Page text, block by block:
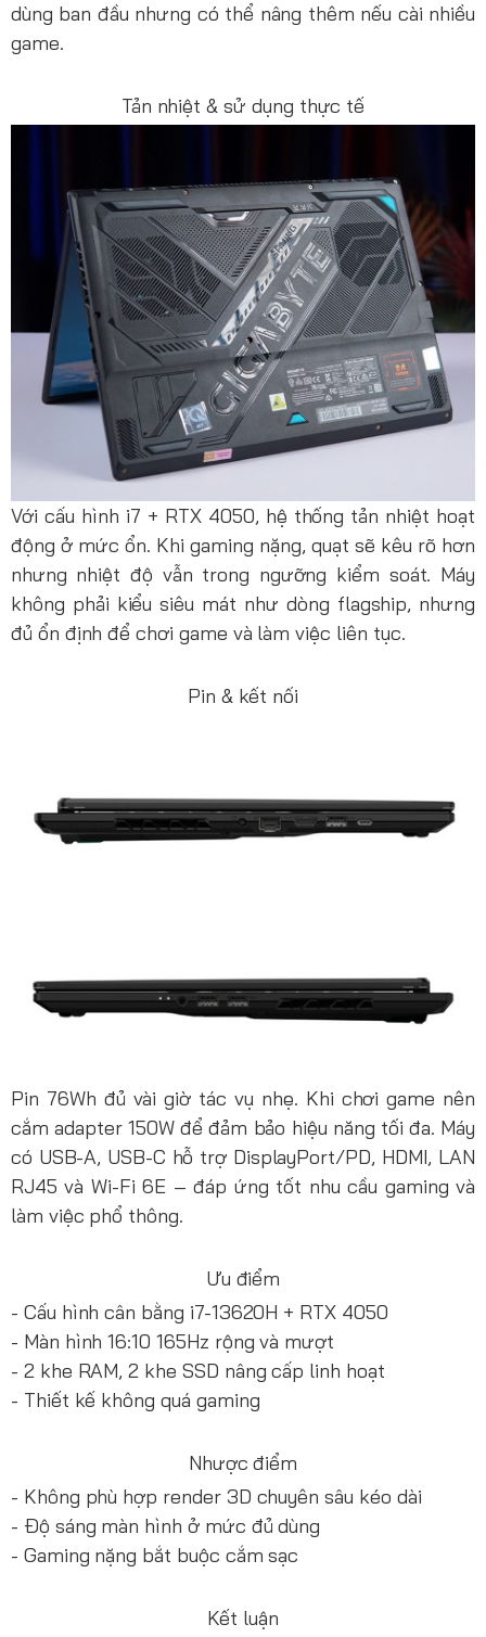
dùng ban đầu nhưng có thể nâng thêm nếu cài nhiều
game.
Tản nhiệt & sử dụng thực tế
Với cấu hình i7 + RTX 4050, hệ thống tản nhiệt hoạt
động ở mức ổn. Khi gaming nặng, quạt sẽ kêu rõ hơn
nhưng nhiệt độ vẫn trong ngưỡng kiểm soát. Máy
không phải kiểu siêu mát như dòng flagship, nhưng
đủ ổn định để chơi game và làm việc liên tục.
Pin & kết nối
Pin 76Wh đủ vài giờ tác vụ nhẹ. Khi chơi game nên
cắm adapter 150W để đảm bảo hiệu năng tối đa. Máy
có USB-A, USB-C hỗ trợ DisplayPort/PD, HDMI, LAN
RJ45 và Wi-Fi 6E – đáp ứng tốt nhu cầu gaming và
làm việc phổ thông.
Ưu điểm
- Cấu hình cân bằng i7-13620H + RTX 4050
- Màn hình 16:10 165Hz rộng và mượt
- 2 khe RAM, 2 khe SSD nâng cấp linh hoạt
- Thiết kế không quá gaming
Nhược điểm
- Không phù hợp render 3D chuyên sâu kéo dài
- Độ sáng màn hình ở mức đủ dùng
- Gaming nặng bắt buộc cắm sạc
Kết luận